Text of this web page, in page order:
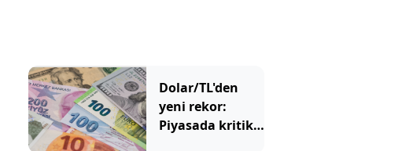
Dolar/TL'den
yeni rekor:
Piyasada kritik